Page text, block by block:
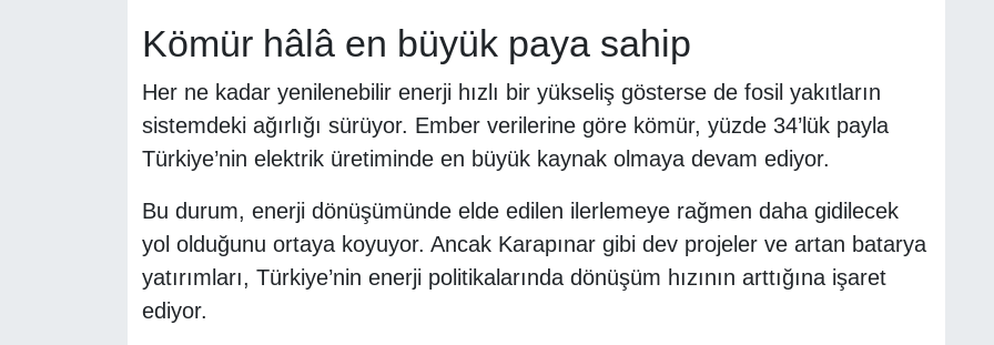
Kömür hâlâ en büyük paya sahip
Her ne kadar yenilenebilir enerji hızlı bir yükseliş gösterse de fosil yakıtların
sistemdeki ağırlığı sürüyor. Ember verilerine göre kömür, yüzde 34’lük payla
Türkiye’nin elektrik üretiminde en büyük kaynak olmaya devam ediyor.
Bu durum, enerji dönüşümünde elde edilen ilerlemeye rağmen daha gidilecek
yol olduğunu ortaya koyuyor. Ancak Karapınar gibi dev projeler ve artan batarya
yatırımları, Türkiye’nin enerji politikalarında dönüşüm hızının arttığına işaret
ediyor.